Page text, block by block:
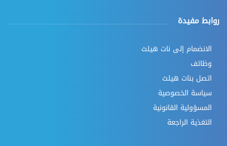
روابط مفيدة
الانضمام إلى نات هيلث
وظائف
اتصل بنات هيلث
سياسة الخصوصية
المسؤولية القانونية
التغذية الراجعة